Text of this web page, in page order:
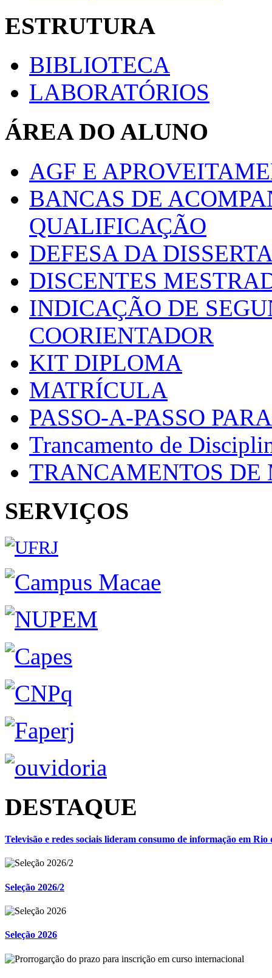
ESTRUTURA
BIBLIOTECA
LABORATÓRIOS
ÁREA DO ALUNO
AGF E
BANCAS DE
QUALIFICAÇÃO
DEFESA DA
DISCENTES
INDICAÇÃO DE
COORIENTADOR
KIT DIPLOMA
MATRÍCULA
PASSO-A-PASSO
Trancamento de
TRANCAMENTOS
SERVIÇOS
DESTAQUE
Televisão e redes sociais lideram consumo de informação em Rio
Seleção 2026/2
Seleção 2026